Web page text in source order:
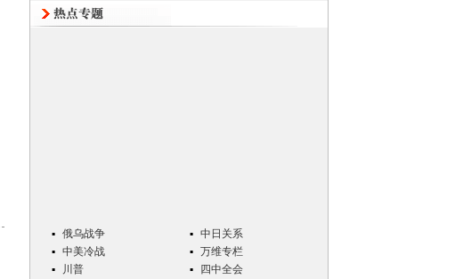
俄乌战争
中日关系
中美冷战
万维专栏
川普
四中全会